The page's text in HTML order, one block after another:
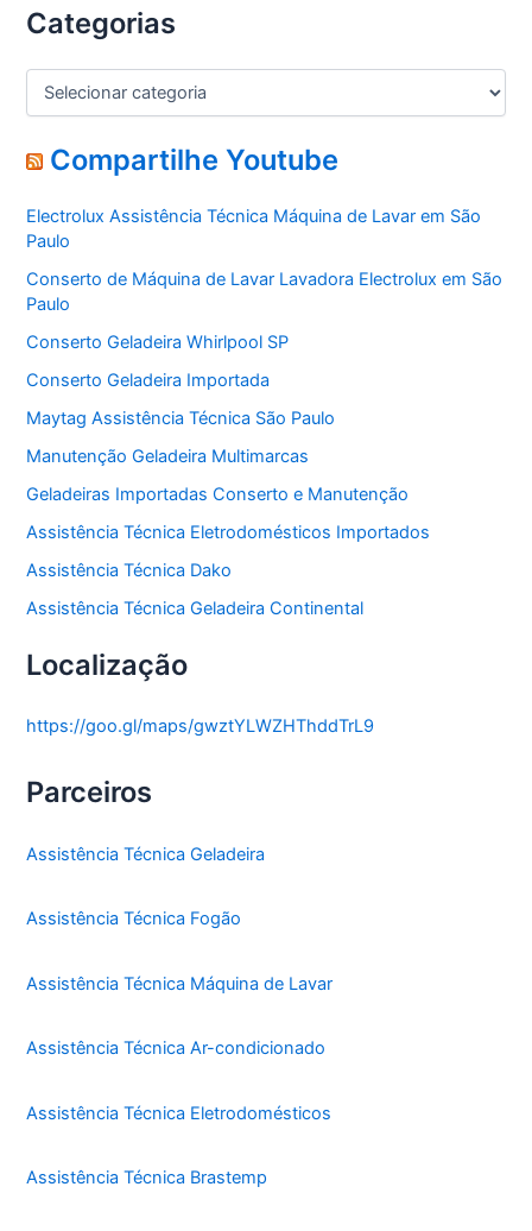
Categorias
C
e
g
r
i
a
s
Compartilhe Youtube
Electrolux Assistência Técnica Máquina de Lavar em São
Paulo
Conserto de Máquina de Lavar Lavadora Electrolux em São
Paulo
Conserto Geladeira Whirlpool SP
Conserto Geladeira Importada
Maytag Assistência Técnica São Paulo
Manutenção Geladeira Multimarcas
Geladeiras Importadas Conserto e Manutenção
Assistência Técnica Eletrodomésticos Importados
Assistência Técnica Dako
Assistência Técnica Geladeira Continental
Localização
https://goo.gl/maps/gwztYLWZHThddTrL9
Parceiros
Assistência Técnica Geladeira
Assistência Técnica Fogão
Assistência Técnica Máquina de Lavar
Assistência Técnica Ar-condicionado
Assistência Técnica Eletrodomésticos
Assistência Técnica Brastemp